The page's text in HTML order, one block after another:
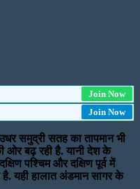
Join Now
Join Now
समुद्री सतह का तापमान भी
ओर बढ़ रही है. यानी देश के
पश्चिम और दक्षिण पूर्व में
यही हालात अंडमान सागर के